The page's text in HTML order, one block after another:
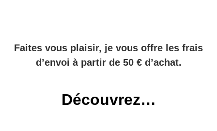
Faites vous plaisir, je vous offre les frais
d’envoi à partir de 50 € d’achat.
Découvrez…